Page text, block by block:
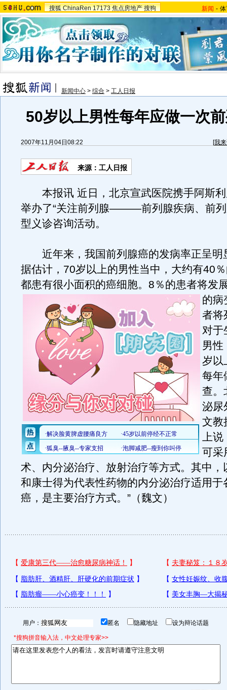
搜狐 ChinaRen 17173 焦点房地产 搜狗 新闻 -
新闻中心 > 综合 > 工人日报
50岁以上男性每年应做一次
2007年11月04日08:22 [我
来源：工人日报
本报讯 近日，北京宣武医院携手阿斯利
举办了“关注前列腺———前列腺疾病、前列
型义诊咨询活动。
近年来，我国前列腺癌的发病率正呈明
据估计，70岁以上的男性当中，大约有40
都患有很小面积的癌细胞。 8％的患者将发
的病
者将
对于
男性
岁以
每年
查。
泌尿
文教
上说
可采
术、内分泌治疗、放射治疗等方式。其中，
和康士得为代表性药物的内分泌治疗适用于
癌，是主要治疗方式。”（魏文）
用户： 匿名 隐藏地址 设为辩论话题
*搜狗拼音输入法，中文处理专家>>